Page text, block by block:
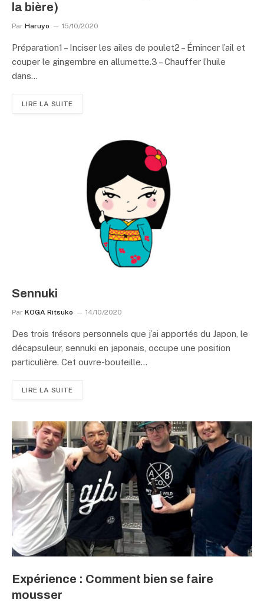
la bière)
Par Haruyo 15/10/2020
Préparation1 – Inciser les ailes de poulet2 – Émincer l’ail et
couper le gingembre en allumette.3 – Chauffer l’huile
dans…
LIRE LA SUITE
Sennuki
Par KOGA Ritsuko 14/10/2020
Des trois trésors personnels que j’ai apportés du Japon, le
décapsuleur, sennuki en japonais, occupe une position
particulière. Cet ouvre-bouteille…
LIRE LA SUITE
Expérience : Comment bien se faire
mousser